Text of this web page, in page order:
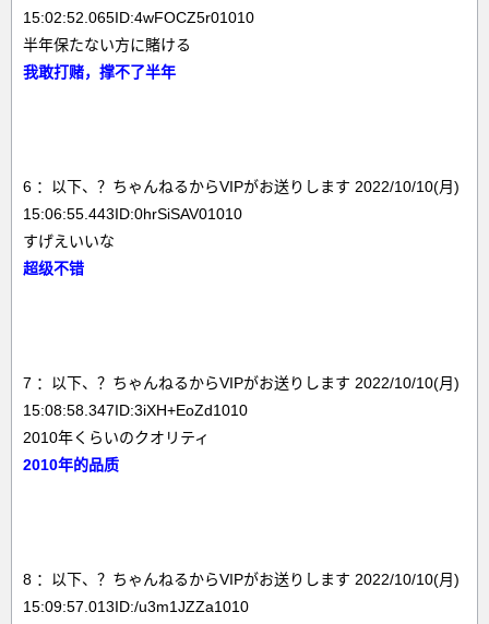
15:02:52.065ID:4wFOCZ5r01010
半年保たない方に賭ける
我敢打赌，撑不了半年
6 ：以下、？ちゃんねるからVIPがお送りします 2022/10/10(月)
15:06:55.443ID:0hrSiSAV01010
すげえいいな
超级不错
7 ：以下、？ちゃんねるからVIPがお送りします 2022/10/10(月)
15:08:58.347ID:3iXH+EoZd1010
2010年くらいのクオリティ
2010年的品质
8 ：以下、？ちゃんねるからVIPがお送りします 2022/10/10(月)
15:09:57.013ID:/u3m1JZZa1010